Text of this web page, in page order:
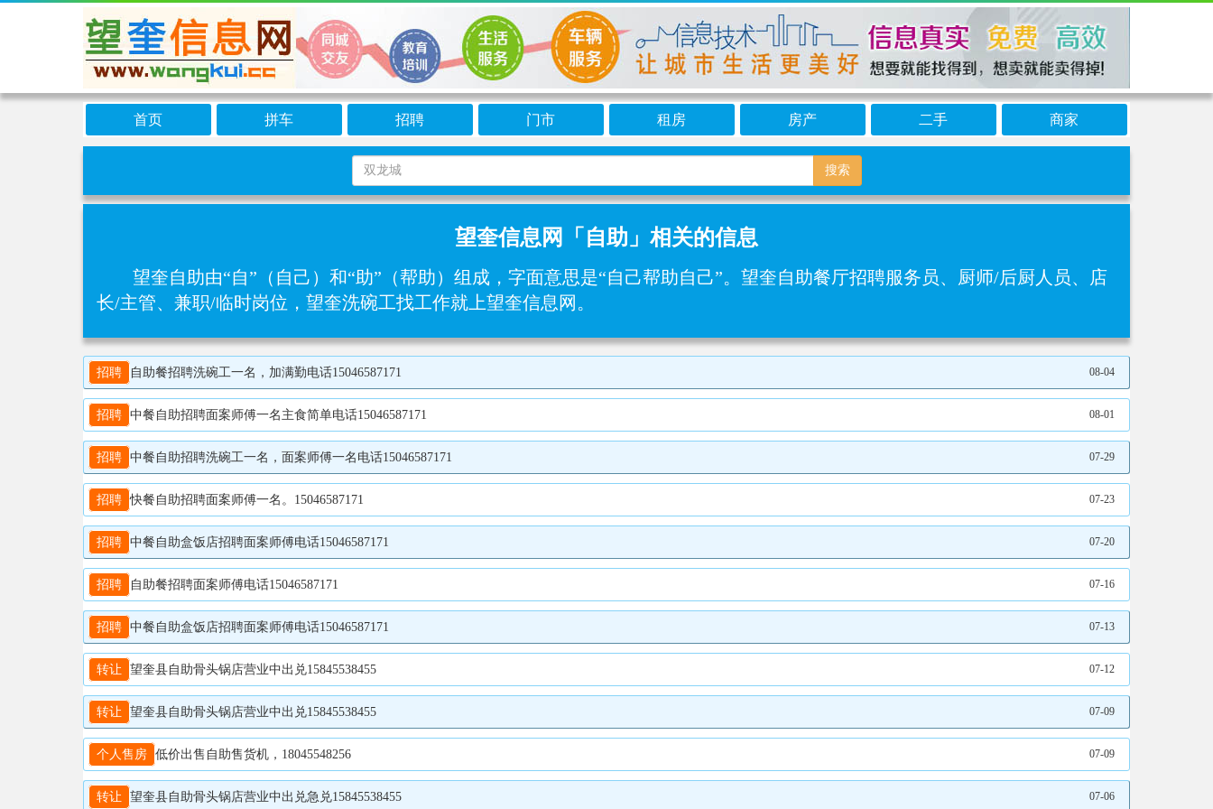
首页 拼车 招聘 门市 租房 房产 二手 商家
搜索
望奎信息网「自助」相关的信息
望奎自助由“自”（自己）和“助”（帮助）组成，字面意思是“自己帮助自己”。望奎自助餐厅招聘服务员、厨师/后厨人员、店
长/主管、兼职/临时岗位，望奎洗碗工找工作就上望奎信息网。
招聘 自助餐招聘洗碗工一名，加满勤电话15046587171 08-04
招聘 中餐自助招聘面案师傅一名主食简单电话15046587171 08-01
招聘 中餐自助招聘洗碗工一名，面案师傅一名电话15046587171 07-29
招聘 快餐自助招聘面案师傅一名。15046587171 07-23
招聘 中餐自助盒饭店招聘面案师傅电话15046587171 07-20
招聘 自助餐招聘面案师傅电话15046587171 07-16
招聘 中餐自助盒饭店招聘面案师傅电话15046587171 07-13
转让 望奎县自助骨头锅店营业中出兑15845538455 07-12
转让 望奎县自助骨头锅店营业中出兑15845538455 07-09
个人售房 低价出售自助售货机，18045548256 07-09
转让 望奎县自助骨头锅店营业中出兑急兑15845538455 07-06